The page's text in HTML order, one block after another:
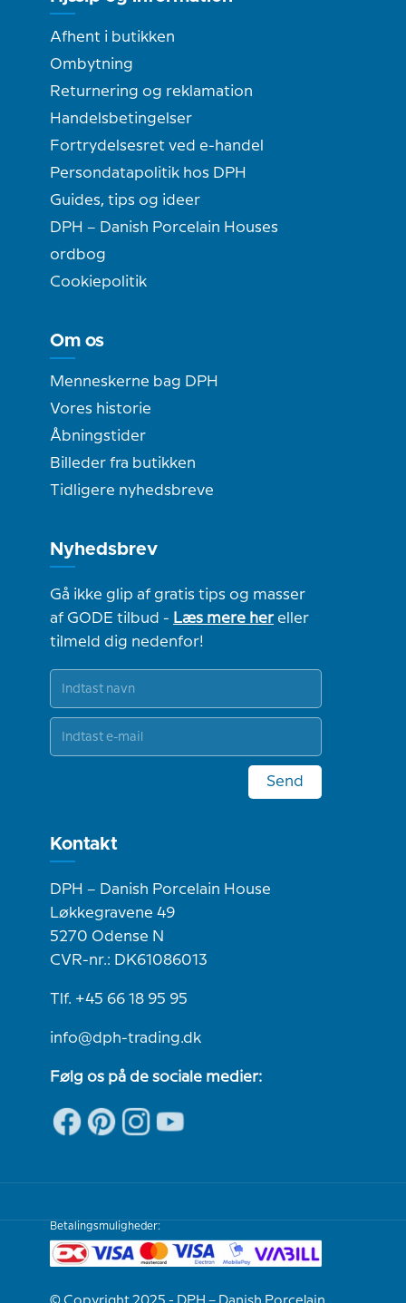
Afhent i butikken
Ombytning
Returnering og reklamation
Handelsbetingelser
Fortrydelsesret ved e-handel
Persondatapolitik hos DPH
Guides, tips og ideer
DPH – Danish Porcelain Houses
ordbog
Cookiepolitik
Om os
Menneskerne bag DPH
Vores historie
Åbningstider
Billeder fra butikken
Tidligere nyhedsbreve
Nyhedsbrev
Gå ikke glip af gratis tips og masser
af GODE tilbud - Læs mere hereller
tilmeld dig nedenfor!
Send
Kontakt
DPH – Danish Porcelain House
Løkkegravene 49
5270 Odense N
CVR-nr.: DK61086013
Tlf. +45 66 18 95 95
info@dph-trading.dk
Følg os på de sociale medier:
Betalingsmuligheder: